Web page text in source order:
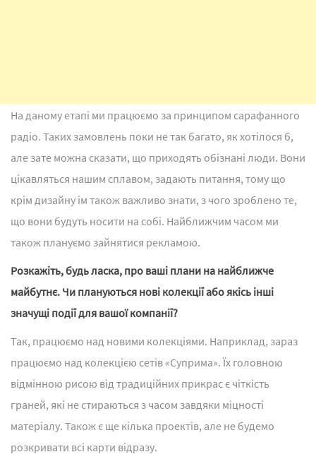
На даному етапі ми працюємо за принципом сарафанного
радіо. Таких замовлень поки не так багато, як хотілося б,
але зате можна сказати, що приходять обізнані люди. Вони
цікавляться нашим сплавом, задають питання, тому що
крім дизайну ім також важливо знати, з чого зроблено те,
що вони будуть носити на собі. Найближчим часом ми
також плануємо зайнятися рекламою.
Розкажіть, будь ласка, про ваші плани на найближче
майбутнє. Чи плануються нові колекції або якісь інші
значущі події для вашої компанії?
Так, працюємо над новими колекціями. Наприклад, зараз
працюємо над колекцією сетів «Суприма». Їх головною
відмінною рисою від традиційних прикрас є чіткість
граней, які не стираються з часом завдяки міцності
матеріалу. Також є ще кілька проектів, але не будемо
розкривати всі карти відразу.